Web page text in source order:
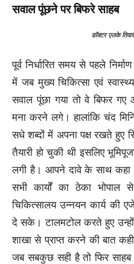
सवाल पूंछने पर बिफरे साहब
डॉक्टर एलके
पूर्व निर्धारित समय से पहले
में जब मुख्य चिकित्सा एवं
सवाल पूंछा गया तो वे बिफर
मना करने लगे। हालांकि चंद
सधे शब्दों में अपना पक्ष रखते हुए
तैयारी हो चुकी थी इसलिए
लगी है। आपने दावे के साथ
सभी कार्यों का ठेका भोपाल
चिकित्सालय उन्नयन कार्य की
दे सके। टालमटोल करते हुए उन्होंने
शाखा से प्राप्त करने की बात
जब सबकुछ सही है तो फिर